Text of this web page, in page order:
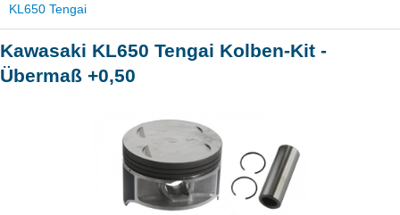
KL650 Tengai
Kawasaki KL650 Tengai Kolben-Kit -
Übermaß +0,50